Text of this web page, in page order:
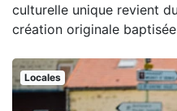
culturelle unique revient
création originale
Locales